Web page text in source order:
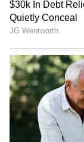
ఇంపాక్ట్ స్టార్
సాధించారు. ఈ
ఉత్తమ నటుడిగా